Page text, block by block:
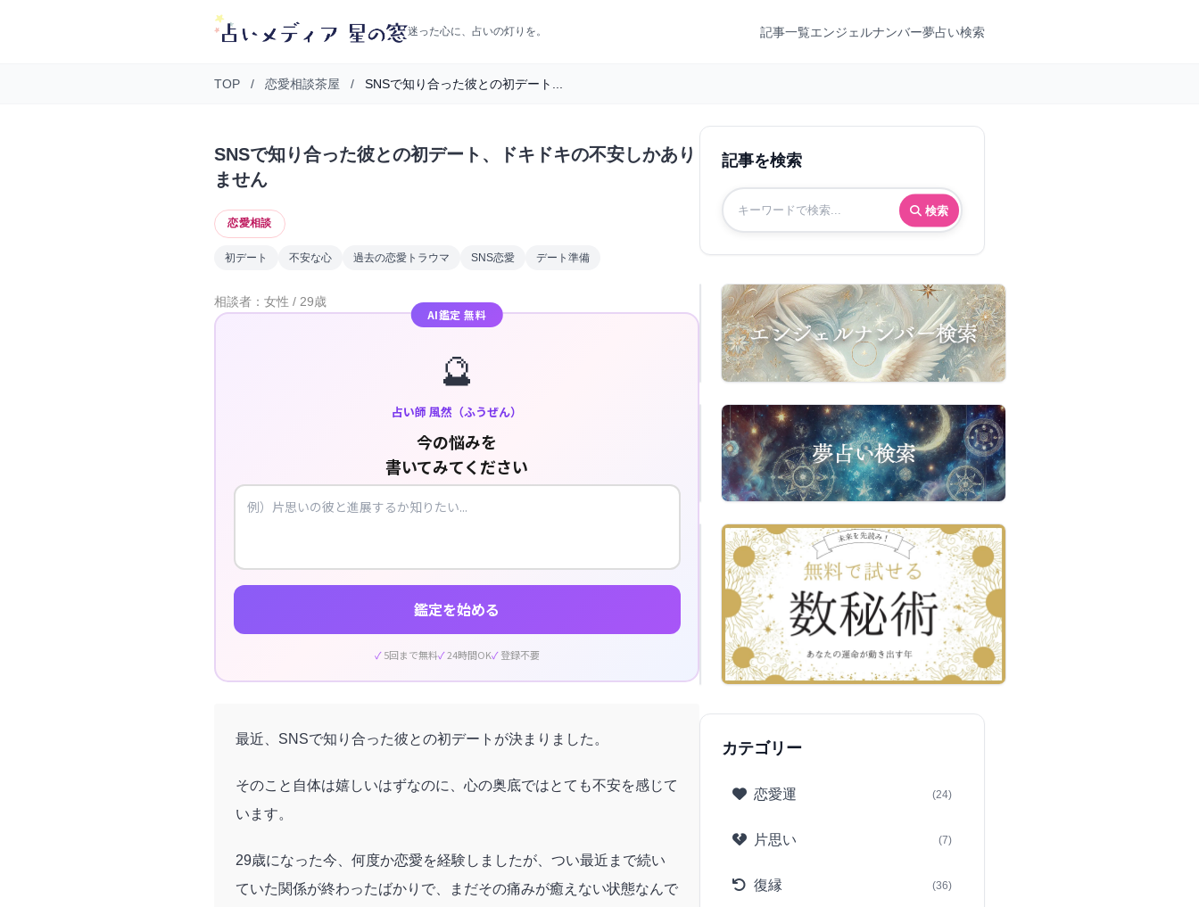
迷った心に、占いの灯りを。 記事一覧エンジェルナンバー夢占い検索
TOP / 恋愛相談茶屋 / SNSで知り合った彼との初デート...
SNSで知り合った彼との初デート、ドキドキの不安しかあり
ません
恋愛相談
初デート 不安な心 過去の恋愛トラウマ SNS恋愛 デート準備
相談者：女性 / 29歳
AI鑑定 無料
🔮
占い師 風然（ふうぜん）
今の悩みを
書いてみてください
鑑定を始める
5回まで無料 24時間OK 登録不要
最近、SNSで知り合った彼との初デートが決まりました。
そのこと自体は嬉しいはずなのに、心の奥底ではとても不安を感じて
います。
29歳になった今、何度か恋愛を経験しましたが、つい最近まで続い
ていた関係が終わったばかりで、まだその痛みが癒えない状態なんで
記事を検索
検索
カテゴリー
恋愛運 (24)
片思い (7)
復縁 (36)